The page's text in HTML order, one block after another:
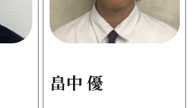
畠中 優